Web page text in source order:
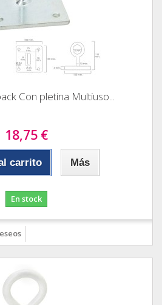
Con pletina Multiuso...
18,75 €
carrito Más
En stock